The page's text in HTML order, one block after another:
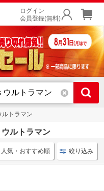
ログイン
会員登録(無料)
ルトラマン
ウルトラマン
ピリッツ キャラクタ
人気・おすすめ順 絞り込み